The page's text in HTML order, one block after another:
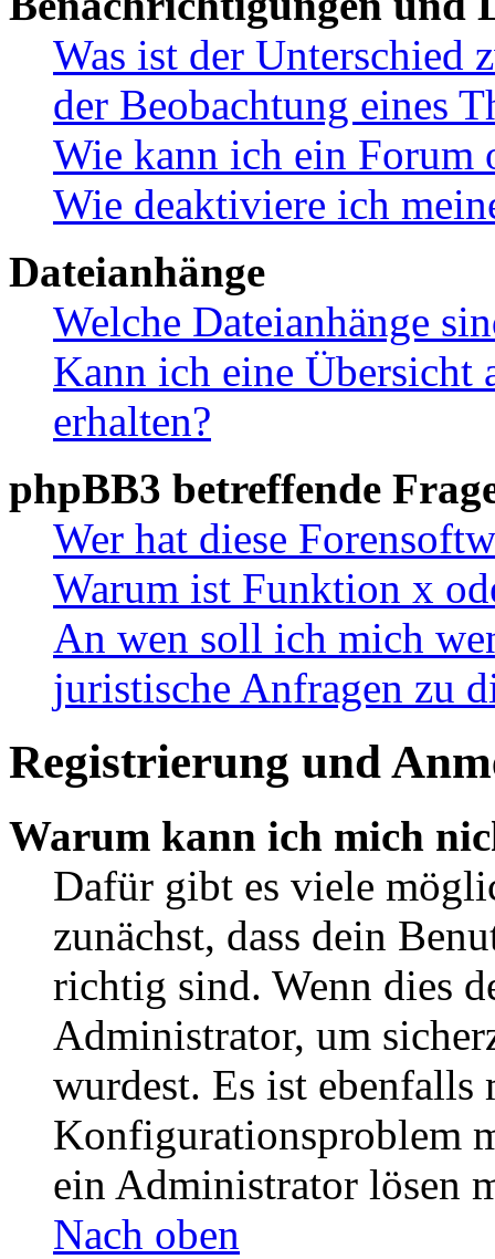
Was ist der Unterschied
der Beobachtung eines
Wie kann ich ein Forum
Wie deaktiviere ich
Dateianhänge
Welche Dateianhänge
Kann ich eine Übersicht
erhalten?
phpBB3 betreffende
Wer hat diese
Warum ist Funktion x
An wen soll ich mich
juristische Anfragen zu
Registrierung und
Warum kann ich mich
Dafür gibt es viele
zunächst, dass dein
richtig sind. Wenn dies
Administrator, um
wurdest. Es ist ebenfalls
Konfigurationsproblem
ein Administrator lösen
Nach oben